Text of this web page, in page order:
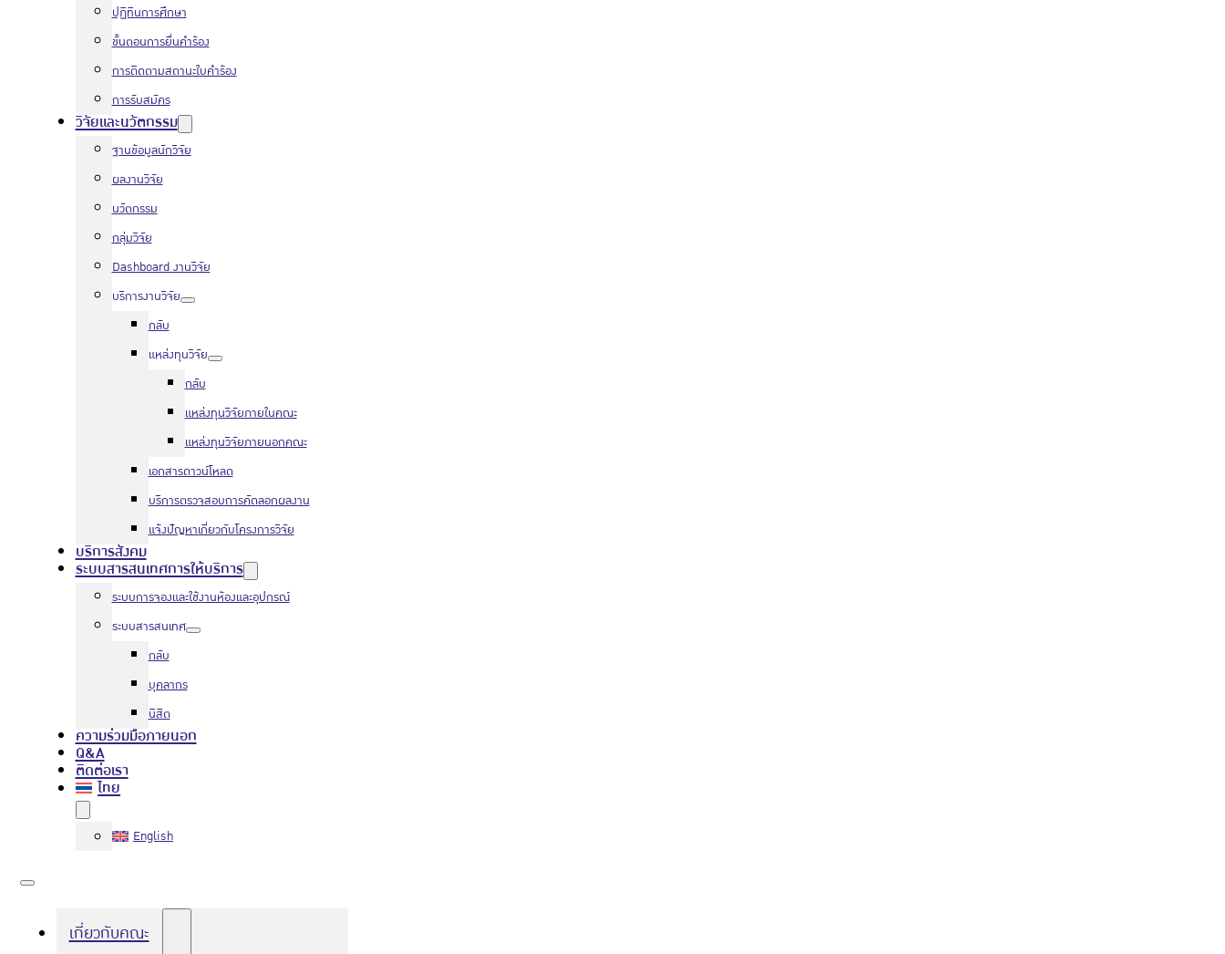
ปฏิทินการศึกษา
ขั้นตอนการยื่นคำร้อง
การติดตามสถานะใบคำร้อง
การรับสมัคร
วิจัยและนวัตกรรม
ฐานข้อมูลนักวิจัย
ผลงานวิจัย
นวัตกรรม
กลุ่มวิจัย
Dashboard งานวิจัย
บริการงานวิจัย
กลับ
แหล่งทุนวิจัย
กลับ
แหล่งทุนวิจัยภายในคณะ
แหล่งทุนวิจัยภายนอกคณะ
เอกสารดาวน์โหลด
บริการตรวจสอบการคัดลอกผลงาน
แจ้งปัญหาเกี่ยวกับโครงการวิจัย
บริการสังคม
ระบบสารสนเทศการให้บริการ
ระบบการจองและใช้งานห้องและอุปกรณ์
ระบบสารสนเทศ
กลับ
บุคลากร
นิสิต
ความร่วมมือภายนอก
Q&A
ติดต่อเรา
ไทย
English
เกี่ยวกับคณะ